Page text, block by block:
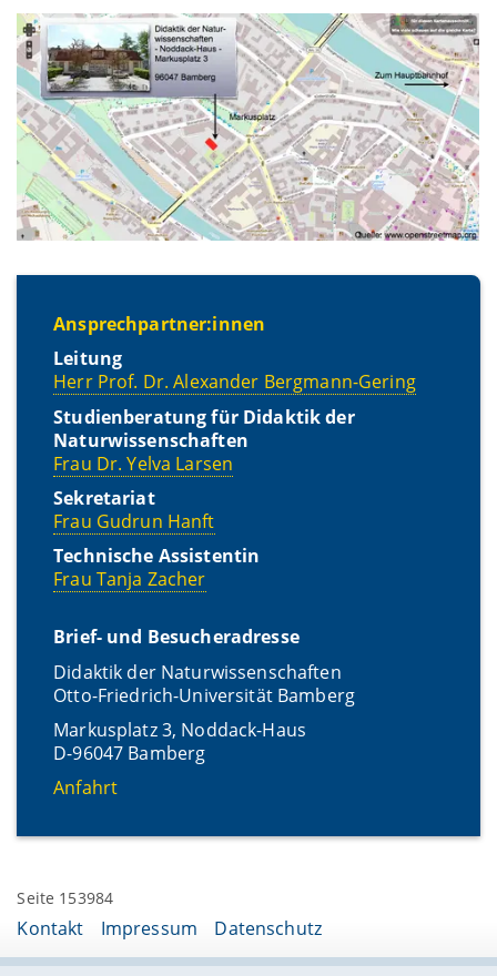
Ansprechpartner:innen
Leitung
Herr Prof. Dr. Alexander Bergmann-Gering
Studienberatung für Didaktik der
Naturwissenschaften
Frau Dr. Yelva Larsen
Sekretariat
Frau Gudrun Hanft
Technische Assistentin
Frau Tanja Zacher
Brief- und Besucheradresse
Didaktik der Naturwissenschaften
Otto-Friedrich-Universität Bamberg
Markusplatz 3, Noddack-Haus
D-96047 Bamberg
Anfahrt
Seite 153984
Kontakt Impressum Datenschutz